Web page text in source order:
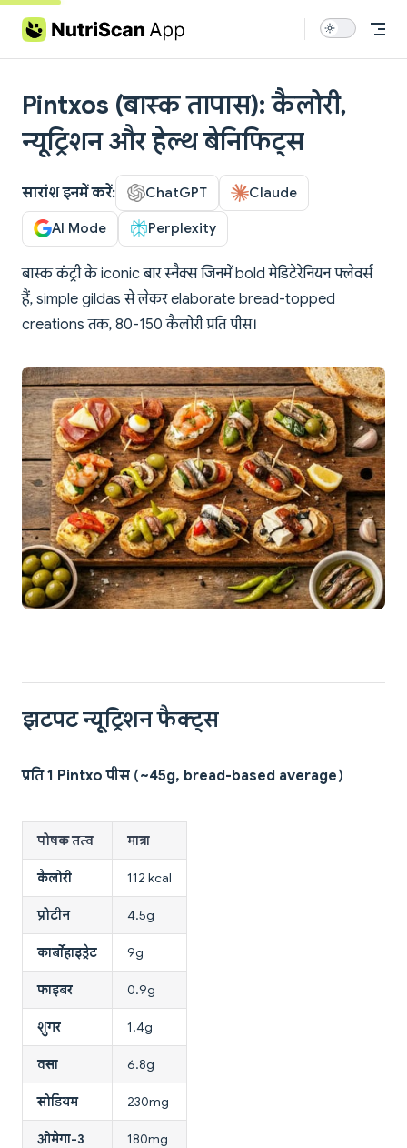
Skip to content
Pintxos (बास्क तापास): कैलोरी,
न्यूट्रिशन और हेल्थ बेनिफिट्स
सारांश इनमें करें: ChatGPT Claude
AI Mode Perplexity
बास्क कंट्री के iconic बार स्नैक्स जिनमें bold मेडिटेरेनियन फ्लेवर्स
हैं, simple gildas से लेकर elaborate bread-topped
creations तक, 80-150 कैलोरी प्रति पीस।
झटपट न्यूट्रिशन फैक्ट्स
प्रति 1 Pintxo पीस (~45g, bread-based average)
पोषक तत्व मात्रा
कैलोरी 112 kcal
प्रोटीन 4.5g
कार्बोहाइड्रेट 9g
फाइबर 0.9g
शुगर 1.4g
वसा 6.8g
सोडियम 230mg
ओमेगा-3 180mg